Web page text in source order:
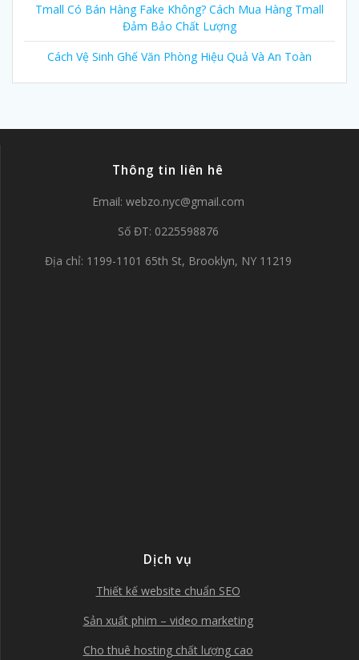
Tmall Có Bán Hàng Fake Không? Cách Mua Hàng Tmall
Đảm Bảo Chất Lượng
Cách Vệ Sinh Ghế Văn Phòng Hiệu Quả Và An Toàn
Thông tin liên hê
Email: webzo.nyc@gmail.com
Số ĐT: 0225598876
Địa chỉ: 1199-1101 65th St, Brooklyn, NY 11219
Dịch vụ
Thiết kế website chuẩn SEO
Sản xuất phim – video marketing
Cho thuê hosting chất lượng cao